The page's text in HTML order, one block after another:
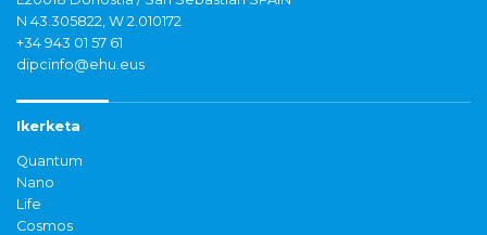
N 43.305822, W 2.010172
+34 943 01 57 61
dipcinfo@ehu.eus
Ikerketa
Quantum
Nano
Life
Cosmos